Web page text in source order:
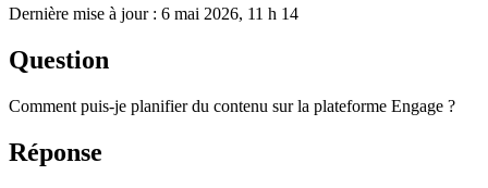
Dernière mise à jour : 6 mai 2026, 11 h 14
Question
Comment puis-je planifier du contenu sur la plateforme Engage ?
Réponse